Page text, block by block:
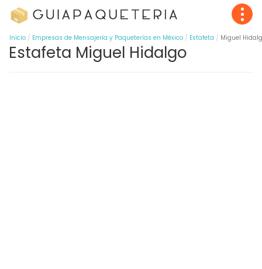
Inicio Empresas de Mensajería y Paqueterías en México Estafeta Miguel
Estafeta Miguel Hidalgo